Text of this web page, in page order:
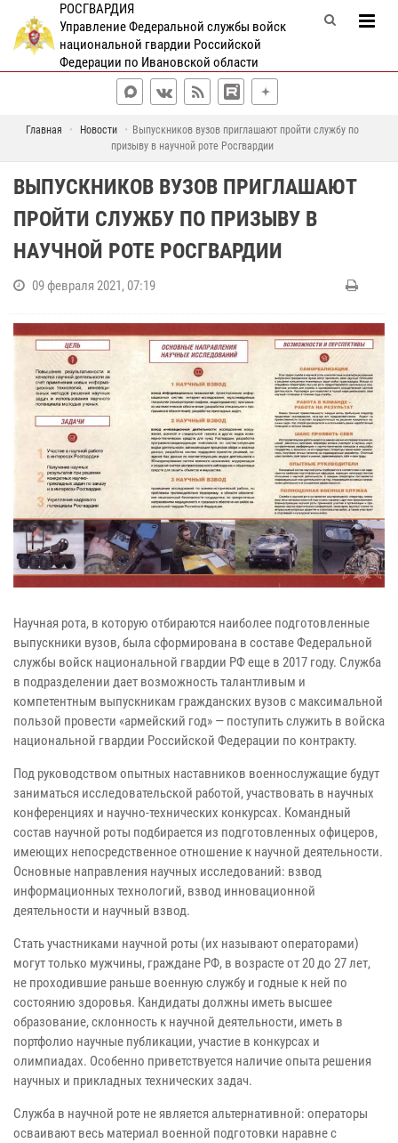
РОСГВАРДИЯ
Управление Федеральной службы войск
национальной гвардии Российской
Федерации по Ивановской области
Главная Новости
Выпускников вузов приглашают пройти службу по
призыву в научной роте Росгвардии
ВЫПУСКНИКОВ ВУЗОВ ПРИГЛАШАЮТ
ПРОЙТИ СЛУЖБУ ПО ПРИЗЫВУ В
НАУЧНОЙ РОТЕ РОСГВАРДИИ
09 февраля 2021, 07:19
Научная рота, в которую отбираются наиболее подготовленные
выпускники вузов, была сформирована в составе Федеральной
службы войск национальной гвардии РФ еще в 2017 году. Служба
в подразделении дает возможность талантливым и
компетентным выпускникам гражданских вузов с максимальной
пользой провести «армейский год» — поступить служить в войска
национальной гвардии Российской Федерации по контракту.
Под руководством опытных наставников военнослужащие будут
заниматься исследовательской работой, участвовать в научных
конференциях и научно-технических конкурсах. Командный
состав научной роты подбирается из подготовленных офицеров,
имеющих непосредственное отношение к научной деятельности.
Основные направления научных исследований: взвод
информационных технологий, взвод инновационной
деятельности и научный взвод.
Стать участниками научной роты (их называют операторами)
могут только мужчины, граждане РФ, в возрасте от 20 до 27 лет,
не проходившие раньше военную службу и годные к ней по
состоянию здоровья. Кандидаты должны иметь высшее
образование, склонность к научной деятельности, иметь в
портфолио научные публикации, участие в конкурсах и
олимпиадах. Особенно приветствуется наличие опыта решения
научных и прикладных технических задач.
Служба в научной роте не является альтернативной: операторы
осваивают весь материал военной подготовки наравне с